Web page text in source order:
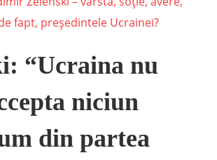
fapt, președintele Ucrainei?
“Ucraina nu
niciun
din partea